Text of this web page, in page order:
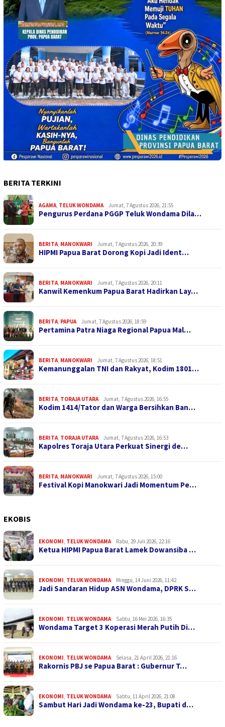
BERITA TERKINI
AGAMA, TELUK WONDAMA Jumat, 7 Agustus 2026, 21:55
Pengurus Perdana PGGP Teluk Wondama Dila…
BERITA, MANOKWARI Jumat, 7 Agustus 2026, 20:39
HIPMI Papua Barat Dorong Kopi Jadi Ident…
BERITA, MANOKWARI Jumat, 7 Agustus 2026, 20:11
Kanwil Kemenkum Papua Barat Hadirkan Lay…
BERITA, PAPUA Jumat, 7 Agustus 2026, 18:59
Pertamina Patra Niaga Regional Papua Mal…
BERITA, MANOKWARI Jumat, 7 Agustus 2026, 18:51
Kemanunggalan TNI dan Rakyat, Kodim 1801…
BERITA, TORAJA UTARA Jumat, 7 Agustus 2026, 16:55
Kodim 1414/Tator dan Warga Bersihkan Ban…
BERITA, TORAJA UTARA Jumat, 7 Agustus 2026, 16:53
Kapolres Toraja Utara Perkuat Sinergi de…
BERITA, MANOKWARI Jumat, 7 Agustus 2026, 15:00
Festival Kopi Manokwari Jadi Momentum Pe…
EKOBIS
EKONOMI, TELUK WONDAMA Rabu, 29 Juli 2026, 22:16
Ketua HIPMI Papua Barat Lamek Dowansiba …
EKONOMI, TELUK WONDAMA Minggu, 14 Juni 2026, 11:42
Jadi Sandaran Hidup ASN Wondama, DPRK S…
EKONOMI, TELUK WONDAMA Sabtu, 16 Mei 2026, 16:35
Wondama Target 3 Koperasi Merah Putih Di…
EKONOMI, TELUK WONDAMA Selasa, 21 April 2026, 21:16
Rakornis PBJ se Papua Barat : Gubernur T…
EKONOMI, TELUK WONDAMA Sabtu, 11 April 2026, 21:08
Sambut Hari Jadi Wondama ke-23, Bupati d…